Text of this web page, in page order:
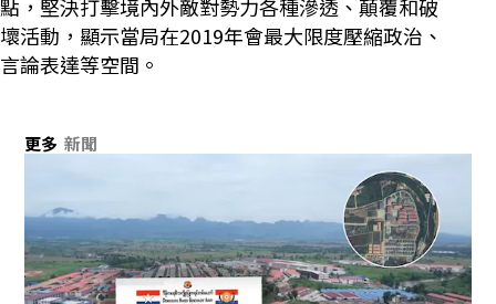
點，堅決打擊境內外敵對勢力各種滲透、顛覆和破
壞活動，顯示當局在2019年會最大限度壓縮政治、
言論表達等空間。
更多 新聞